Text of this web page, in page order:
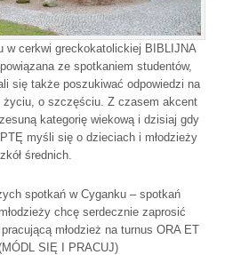
w cerkwi greckokatolickiej BIBLIJNA
ze spotkaniem studentów,
się także poszukiwać odpowiedzi na
życiu, o szczęściu. Z czasem akcent
kategorię wiekową i dzisiaj gdy
myśli się o dzieciach i młodzieży
średnich.
spotkań w Cyganku – spotkań
chcę serdecznie zaprosić
młodzież na turnus ORA ET
(MÓDL SIĘ I PRACUJ)